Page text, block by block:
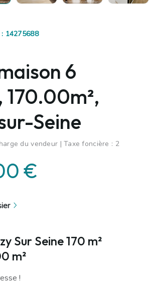
14275688
6
170.00m²,
Seine
du vendeur | Taxe foncière : 2
€
Sur Seine 170 m²
m²
!